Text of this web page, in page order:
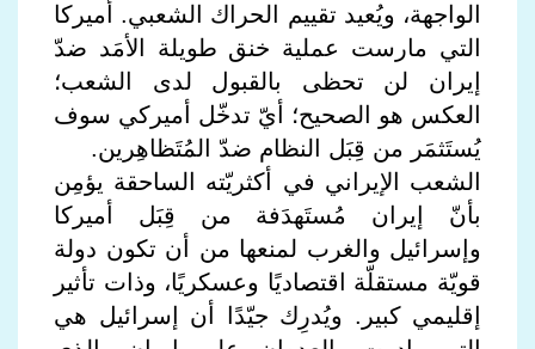
الواجهة، ويُعيد تقييم الحراك الشعبي. أميركا
التي مارست عملية خنق طويلة الأمَد ضدّ
إيران لن تحظى بالقبول لدى الشعب؛
العكس هو الصحيح؛ أيّ تدخّل أميركي سوف
يُستَثمَر من قِبَل النظام ضدّ المُتَظاهِرين.
الشعب الإيراني في أكثريّته الساحقة يؤمِن
بأنّ إيران مُستَهدَفة من قِبَل أميركا
وإسرائيل والغرب لمنعها من أن تكون دولة
قويّة مستقلّة اقتصاديًا وعسكريًا، وذات تأثير
إقليمي كبير. ويُدرِك جيّدًا أن إسرائيل هي